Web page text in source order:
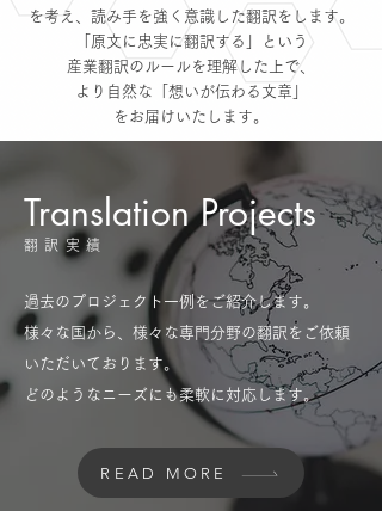
を考え、 読み手を強く意識した翻訳をします。
原文に忠実に翻訳する」という
産業翻訳のルールを理解した上で
より自然な「想いが伝わる文章」
をお届けいたします。
Translation Projects
翻訳実績
過去のプロジェクト一例をご紹介します。
様々な国から、様々な専門分野の翻訳をご依頼
いただいております。
​どのようなニーズにも柔軟に対応します。
READ MORE